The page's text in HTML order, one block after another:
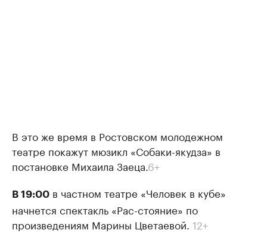
В это же время в Ростовском молодежном
театре покажут мюзикл «Собаки-якудза» в
постановке Михаила Заеца.6+
В 19:00 в частном театре «Человек в кубе»
начнется спектакль «Рас-стояние» по
произведениям Марины Цветаевой. 12+